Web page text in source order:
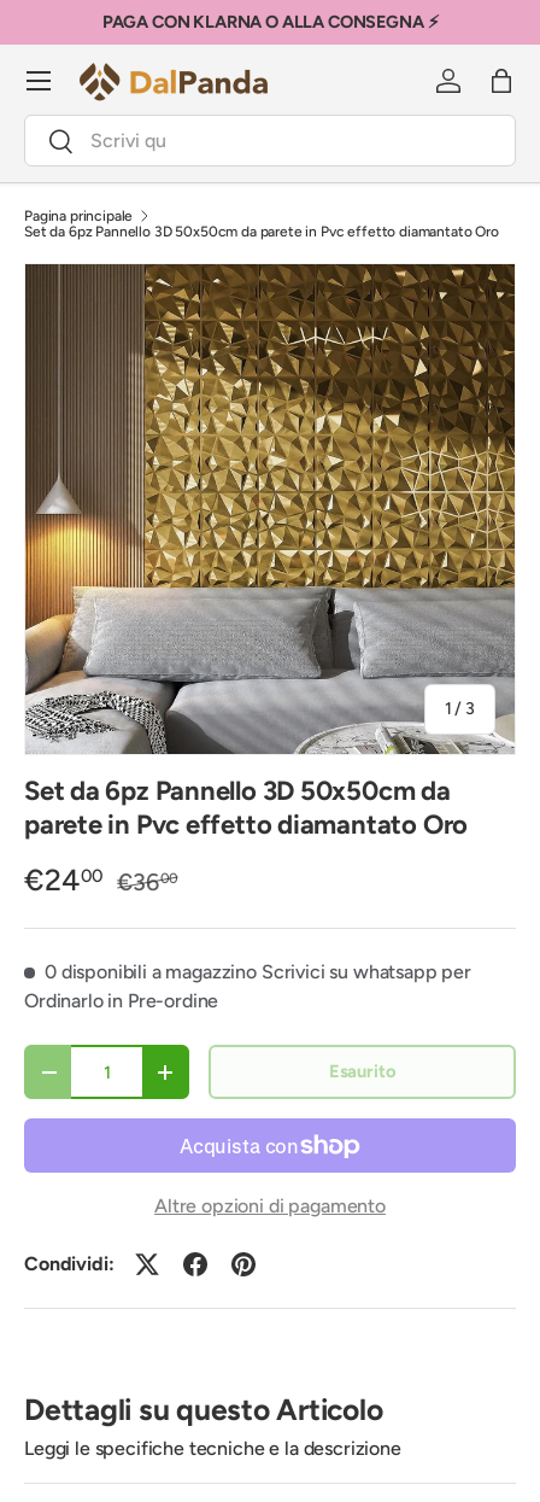
Passa ai contenuti
PAGA CON KLARNA O ALLA CONSEGNA ⚡
CercaCerca
Accedi
Menu
Pagina principale
Set da 6pz Pannello 3D 50x50cm da parete in Pvc effetto diamantato Oro
1 / di
3
Set da 6pz Pannello 3D 50x50cm da
parete in Pvc effetto diamantato Oro
€2400 €3600
0 disponibili a magazzino Scrivici su whatsapp per
Ordinarlo in Pre-ordine
Q.tà
Diminuire la quantitàAumenta la quantità Esaurito
Altre opzioni di pagamento
Condividi:
Dettagli su questo Articolo
Leggi le specifiche tecniche e la descrizione